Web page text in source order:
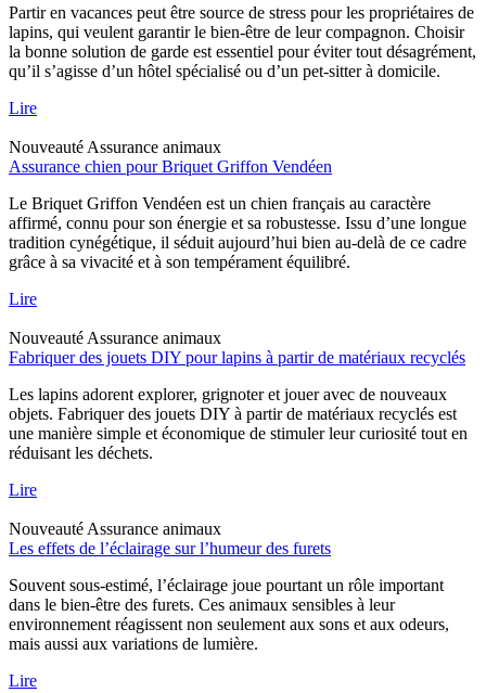
Partir en vacances peut être source de stress pour les propriétaires de
lapins, qui veulent garantir le bien-être de leur compagnon. Choisir
la bonne solution de garde est essentiel pour éviter tout désagrément,
qu’il s’agisse d’un hôtel spécialisé ou d’un pet-sitter à domicile.
Lire
Nouveauté Assurance animaux
Assurance chien pour Briquet Griffon Vendéen
Le Briquet Griffon Vendéen est un chien français au caractère
affirmé, connu pour son énergie et sa robustesse. Issu d’une longue
tradition cynégétique, il séduit aujourd’hui bien au-delà de ce cadre
grâce à sa vivacité et à son tempérament équilibré.
Lire
Nouveauté Assurance animaux
Fabriquer des jouets DIY pour lapins à partir de matériaux recyclés
Les lapins adorent explorer, grignoter et jouer avec de nouveaux
objets. Fabriquer des jouets DIY à partir de matériaux recyclés est
une manière simple et économique de stimuler leur curiosité tout en
réduisant les déchets.
Lire
Nouveauté Assurance animaux
Les effets de l’éclairage sur l’humeur des furets
Souvent sous-estimé, l’éclairage joue pourtant un rôle important
dans le bien-être des furets. Ces animaux sensibles à leur
environnement réagissent non seulement aux sons et aux odeurs,
mais aussi aux variations de lumière.
Lire